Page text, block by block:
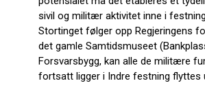
sivil og militær aktivitet inne i
Stortinget følger opp Regjeringens
det gamle Samtidsmuseet
Forsvarsbygg, kan alle de militære
fortsatt ligger i Indre festning flyttes